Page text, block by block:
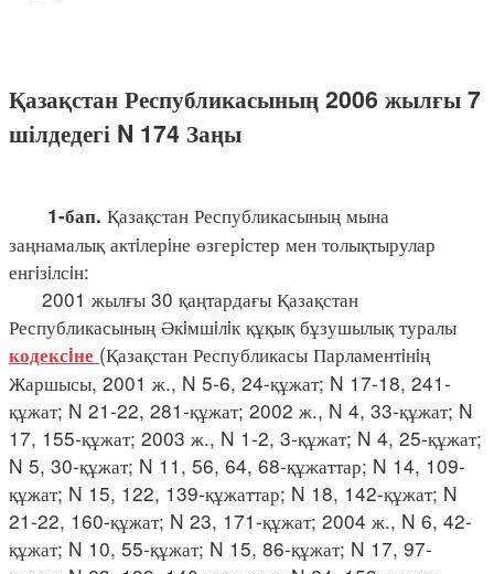
Қазақстан Республикасының 2006 жылғы 7
шілдедегі N 174 Заңы
1-бап. Қазақстан Республикасының мына
заңнамалық актiлерiне өзгерiстер мен толықтырулар
енгiзiлсiн:
2001 жылғы 30 қаңтардағы Қазақстан
Республикасының Әкiмшiлiк құқық бұзушылық туралы
кодексiне (Қазақстан Республикасы Парламентiнiң
Жаршысы, 2001 ж., N 5-6, 24-құжат; N 17-18, 241-
құжат; N 21-22, 281-құжат; 2002 ж., N 4, 33-құжат; N
17, 155-құжат; 2003 ж., N 1-2, 3-құжат; N 4, 25-құжат;
N 5, 30-құжат; N 11, 56, 64, 68-құжаттар; N 14, 109-
құжат; N 15, 122, 139-құжаттар; N 18, 142-құжат; N
21-22, 160-құжат; N 23, 171-құжат; 2004 ж., N 6, 42-
құжат; N 10, 55-құжат; N 15, 86-құжат; N 17, 97-